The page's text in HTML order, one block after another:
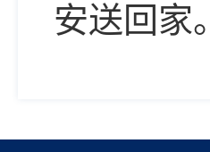
安送回家。